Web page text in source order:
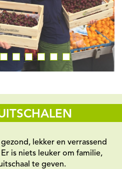
lekker en verrassend
is niets leuker om familie,
te geven.